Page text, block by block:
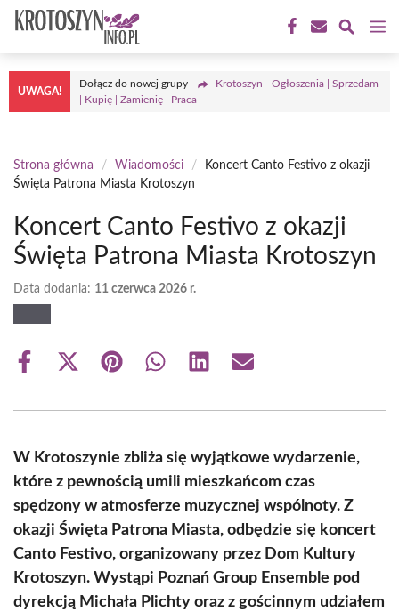
Przejdź
treści
UWAGA!
Dołącz do nowej grupy
Krotoszyn - Ogłoszenia | Sprzedam
| Kupię | Zamienię | Praca
Strona główna / Wiadomości /
Koncert Canto Festivo z okazji
Święta Patrona Miasta Krotoszyn
Koncert Canto Festivo z okazji
Święta Patrona Miasta Krotoszyn
Data dodania: 11 czerwca 2026 r.
Share
Share
(Twitter)
Share Share Share Share
W Krotoszynie zbliża się wyjątkowe wydarzenie,
które z pewnością umili mieszkańcom czas
spędzony w atmosferze muzycznej wspólnoty. Z
okazji Święta Patrona Miasta, odbędzie się koncert
Canto Festivo, organizowany przez Dom Kultury
Krotoszyn. Wystąpi Poznań Group Ensemble pod
dyrekcją Michała Plichty oraz z gościnnym udziałem